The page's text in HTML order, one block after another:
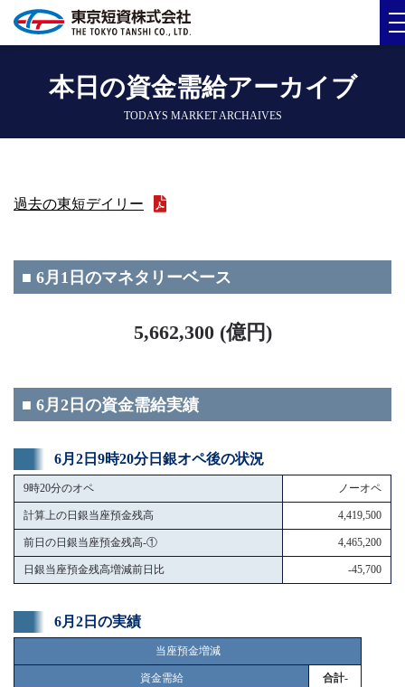
本日の資金需給アーカイブ
TODAYS MARKET ARCHAIVES
過去の東短デイリー
■ 6月1日のマネタリーベース
5,662,300 (億円)
■ 6月2日の資金需給実績
6月2日9時20分日銀オペ後の状況
9時20分のオペ ノーオペ
計算上の日銀当座預金残高 4,419,500
前日の日銀当座預金残高-① 4,465,200
日銀当座預金残高増減前日比 -45,700
6月2日の実績
当座預金増減
資金需給
合計-